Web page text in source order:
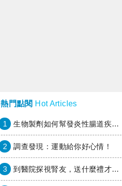
熱門點閱 Hot Articles
1 生物製劑如何幫發炎性腸道疾病患者抗潰瘍？治療進展與健保給付困境一次看
2 調查發現：運動給你好心情！
3 到醫院探視腎友，送什麼禮才好？